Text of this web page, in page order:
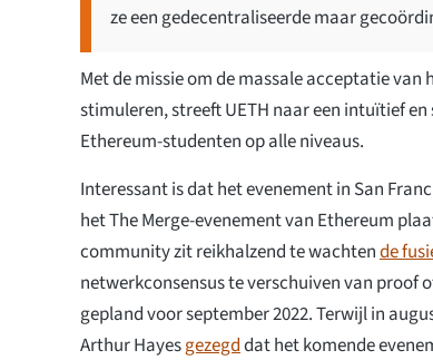
ze een gedecentraliseerde maar
Met de missie om de massale acceptatie
stimuleren, streeft UETH naar een intuïtief
Ethereum-studenten op alle niveaus.
Interessant is dat het evenement in San
het The Merge-evenement van Ethereum
community zit reikhalzend te wachtende
netwerkconsensus te verschuiven van proof
gepland voor september 2022. Terwijl in
Arthur Hayesgezegddat het komende